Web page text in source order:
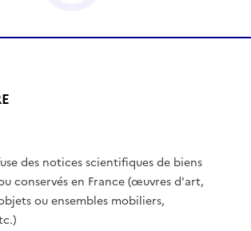
des notices scientifiques de biens
conservés en France (œuvres d'art,
ou ensembles mobiliers,